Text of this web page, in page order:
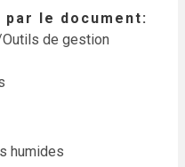
le document
de gestion
humides